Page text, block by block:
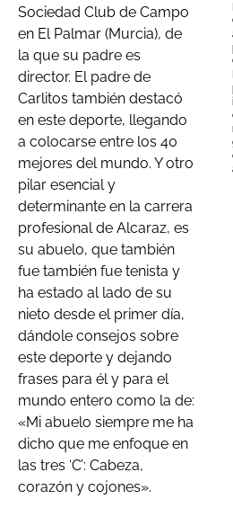
Sociedad Club de Campo
en El Palmar (Murcia), de
la que su padre es
director. El padre de
Carlitos también destacó
en este deporte, llegando
a colocarse entre los 40
mejores del mundo. Y otro
pilar esencial y
determinante en la carrera
profesional de Alcaraz, es
su abuelo, que también
fue también fue tenista y
ha estado al lado de su
nieto desde el primer día,
dándole consejos sobre
este deporte y dejando
frases para él y para el
mundo entero como la de:
«Mi abuelo siempre me ha
dicho que me enfoque en
las tres ‘C’: Cabeza,
corazón y cojones».